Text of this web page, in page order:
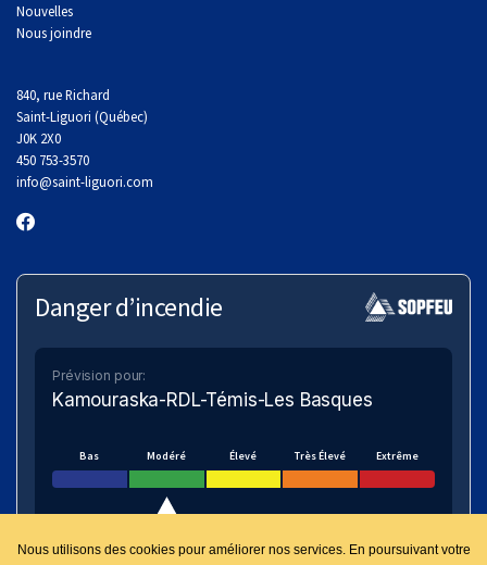
Nouvelles
Nous joindre
840, rue Richard
Saint-Liguori (Québec)
J0K 2X0
450 753-3570
info@saint-liguori.com
Danger d’incendie
Prévision pour:
Kamouraska-RDL-Témis-Les Basques
Bas Modéré Élevé Très Élevé Extrême
Nous utilisons des cookies pour améliorer nos services. En poursuivant votre